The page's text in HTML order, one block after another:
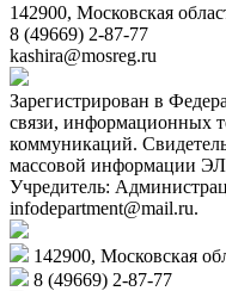
142900, Московская
8 (49669) 2-87-77
kashira@mosreg.ru
Зарегистрирован в
связи, информационных
коммуникаций.
массовой информации
Учредитель:
infodepartment@mail.ru.
142900, Московская
8 (49669) 2-87-77